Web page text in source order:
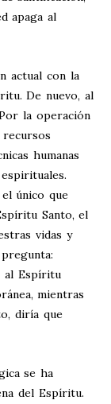
apaga al
actual con la
De nuevo, al
la operación
recursos
humanas
único que
Santo, el
vidas y
al Espíritu
mientras
diría que
se ha
del Espíritu.